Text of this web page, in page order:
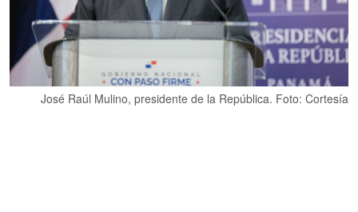
José Raúl Mulino, presidente de la República. Foto: Cortesía